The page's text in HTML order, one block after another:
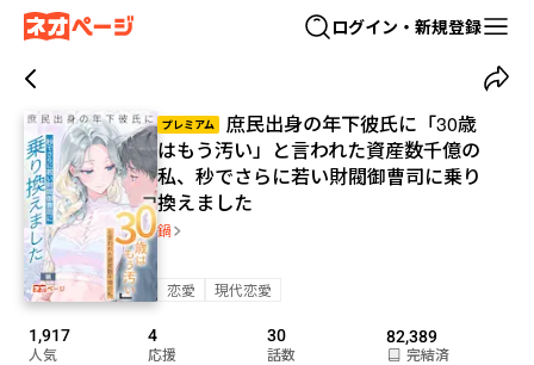
ログイン・新規登録
プレミアム
庶民出身の年下彼氏に「30歳
はもう汚い」と言われた資産数千億の
私、秒でさらに若い財閥御曹司に乗り
換えました
鍋
恋愛 現代恋愛
1,917
人気
4
応援
30
話数
82,389
完結済